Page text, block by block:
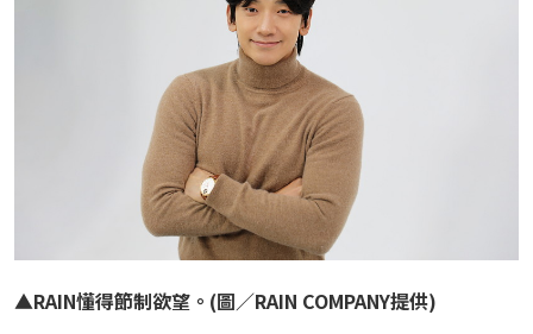
▲RAIN懂得節制欲望。(圖／RAIN COMPANY提供)